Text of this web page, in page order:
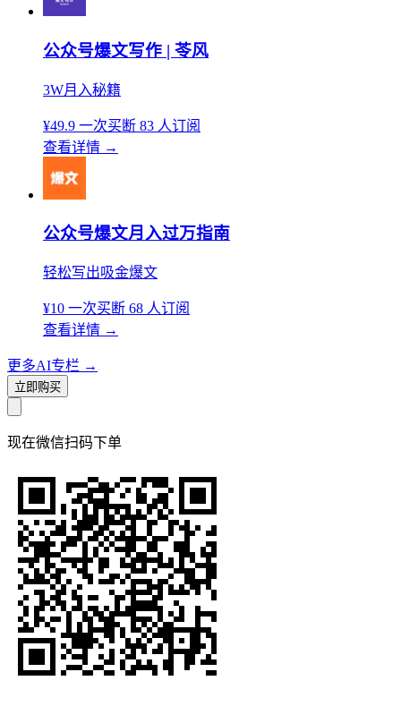
公众号爆文写作 | 苓风
3W月入秘籍
¥49.9 一次买断 83 人订阅
查看详情 →
公众号爆文月入过万指南
轻松写出吸金爆文
¥10 一次买断 68 人订阅
查看详情 →
更多AI专栏 →
立即购买
现在微信扫码下单